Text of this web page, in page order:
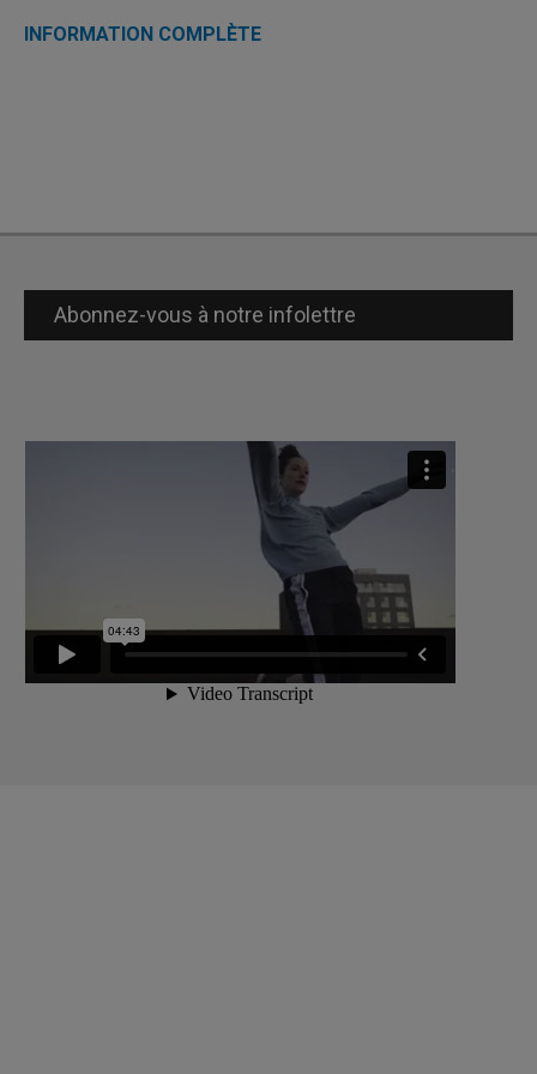
INFORMATION COMPLÈTE
Abonnez-vous à notre infolettre